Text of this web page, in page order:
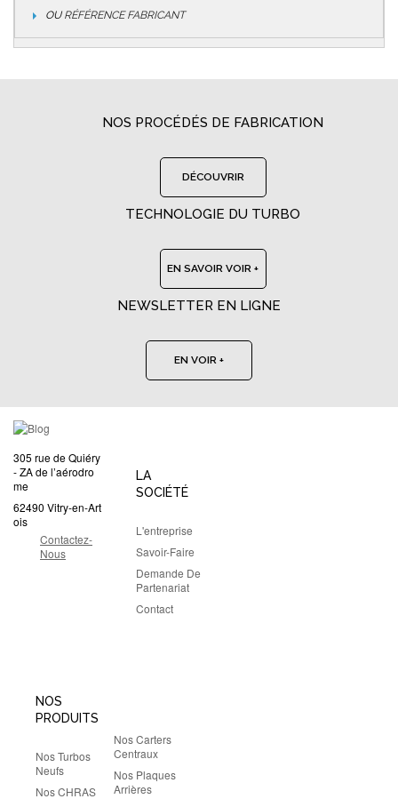
OURÉFÉRENCE FABRICANT
NOS PROCÉDÉS DE FABRICATION
DÉCOUVRIR
TECHNOLOGIE DU TURBO
EN SAVOIR VOIR +
NEWSLETTER EN LIGNE
EN VOIR +
305 rue de Quiéry
- ZA de l’aérodro
me
62490 Vitry-en-Art
ois
Contactez-
Nous
LA
SOCIÉTÉ
L'entreprise
Savoir-Faire
Demande De
Partenariat
Contact
NOS
PRODUITS
Nos Turbos
Neufs
Nos CHRAS
Nos Carters
Centraux
Nos Plaques
Arrières